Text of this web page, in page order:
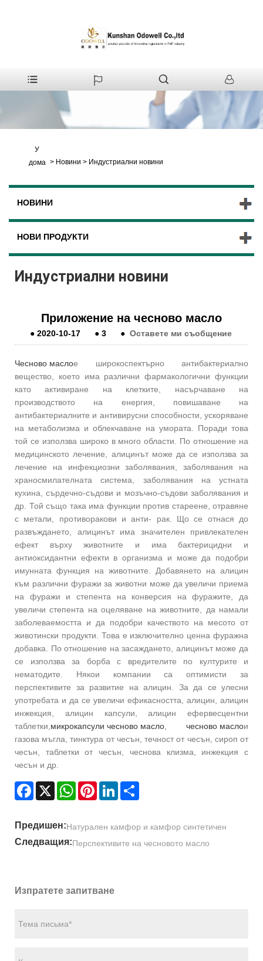
У
дома > Новини > Индустриални новини
НОВИНИ
НОВИ ПРОДУКТИ
Индустриални новини
Приложение на чесново масло
●2020-10-17 ●3 ● Оставете ми съобщение
Чесново маслое широкоспектърно антибактериално
вещество, което има различни фармакологични функции
като активиране на клетките, насърчаване на
производството на енергия, повишаване на
антибактериалните и антивирусни способности, ускоряване
на метаболизма и облекчаване на умората. Поради това
той се използва широко в много области. По отношение на
медицинското лечение, алицинът може да се използва за
лечение на инфекциозни заболявания, заболявания на
храносмилателната система, заболявания на устната
кухина, сърдечно-съдови и мозъчно-съдови заболявания и
др. Той също така има функции против стареене, отравяне
с метали, противоракови и анти- рак. Що се отнася до
развъждането, алицинът има значителен привлекателен
ефект върху животните и има бактерицидни и
антиоксидантни ефекти в организма и може да подобри
имунната функция на животните. Добавянето на алицин
към различни фуражи за животни може да увеличи приема
на фуражи и степента на конверсия на фуражите, да
увеличи степента на оцеляване на животните, да намали
заболеваемостта и да подобри качеството на месото от
животински продукти. Това е изключително ценна фуражна
добавка. По отношение на засаждането, алицинът може да
се използва за борба с вредителите по културите и
нематодите. Някои компании са оптимисти за
перспективите за развитие на алицин. За да се улесни
употребата и да се увеличи ефикасността, алицин, алицин
инжекция, алицин капсули, алицин ефервесцентни
таблетки,микрокапсули чесново масло, чесново маслои
газова мъгла, тинктура от чесън, течност от чесън, сироп от
чесън, таблетки от чесън, чеснова клизма, инжекция с
чесън и др.
Facebook
X WhatsAppPinterestLinkedIn
Предишен:Натурален камфор и камфор синтетичен
Следващия:Перспективите на чесновото масло
Изпратете запитване